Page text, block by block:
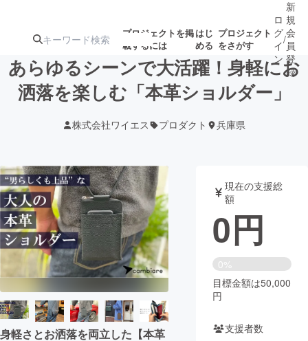
プロジェクトを掲
載するには
はじ
める
プロジェクト
をさがす
注目のリ
ターン
注目の新着プロ
ジェクト
募集終了が近いプ
ロジェクト
アート・写真 音楽
テクノロジー・ガジェット ゲーム・サ
映像・映画 書籍・雑誌
ビジネス・起業
まちづくり・地域活性化
ロ
グ
イ
ン
/
新
規
会
員
登
録
あらゆるシーンで大活躍！身軽にお
洒落を楽しむ「本革ショルダー」
株式会社ワイエス プロダクト 兵庫県
身軽さとお洒落を両立した【本革
現在の支援総
額
0円
0%
目標金額は50,000
円
支援者数